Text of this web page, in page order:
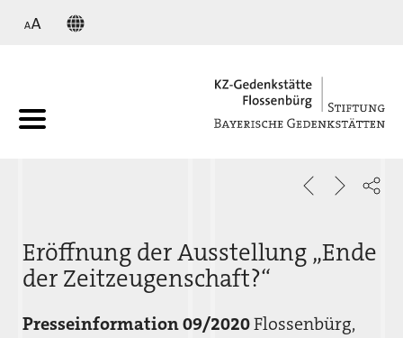
Eröffnung der Ausstellung „Ende
der Zeitzeugenschaft?“
Presseinformation 09/2020Flossenbürg,